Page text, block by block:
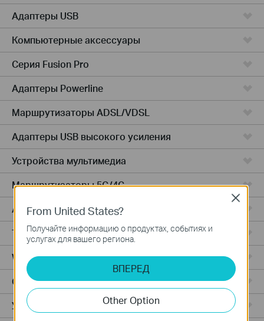
Адаптеры USB
Компьютерные аксессуары
Серия Fusion Pro
Адаптеры Powerline
Маршрутизаторы ADSL/VDSL
Адаптеры USB высокого усиления
Устройства мультимедиа
Маршрутизаторы 5G/4G
Адаптеры PCIe
Точки доступа
Wireless USB Adapters
Облачные камеры
Умные розетки
From United States?
Получайте информацию о продуктах, событиях и
услугах для вашего региона.
ВПЕРЕД
Other Option
Close